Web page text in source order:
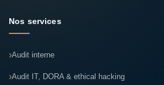
Nos services
Audit interne
Audit IT, DORA & ethical hacking